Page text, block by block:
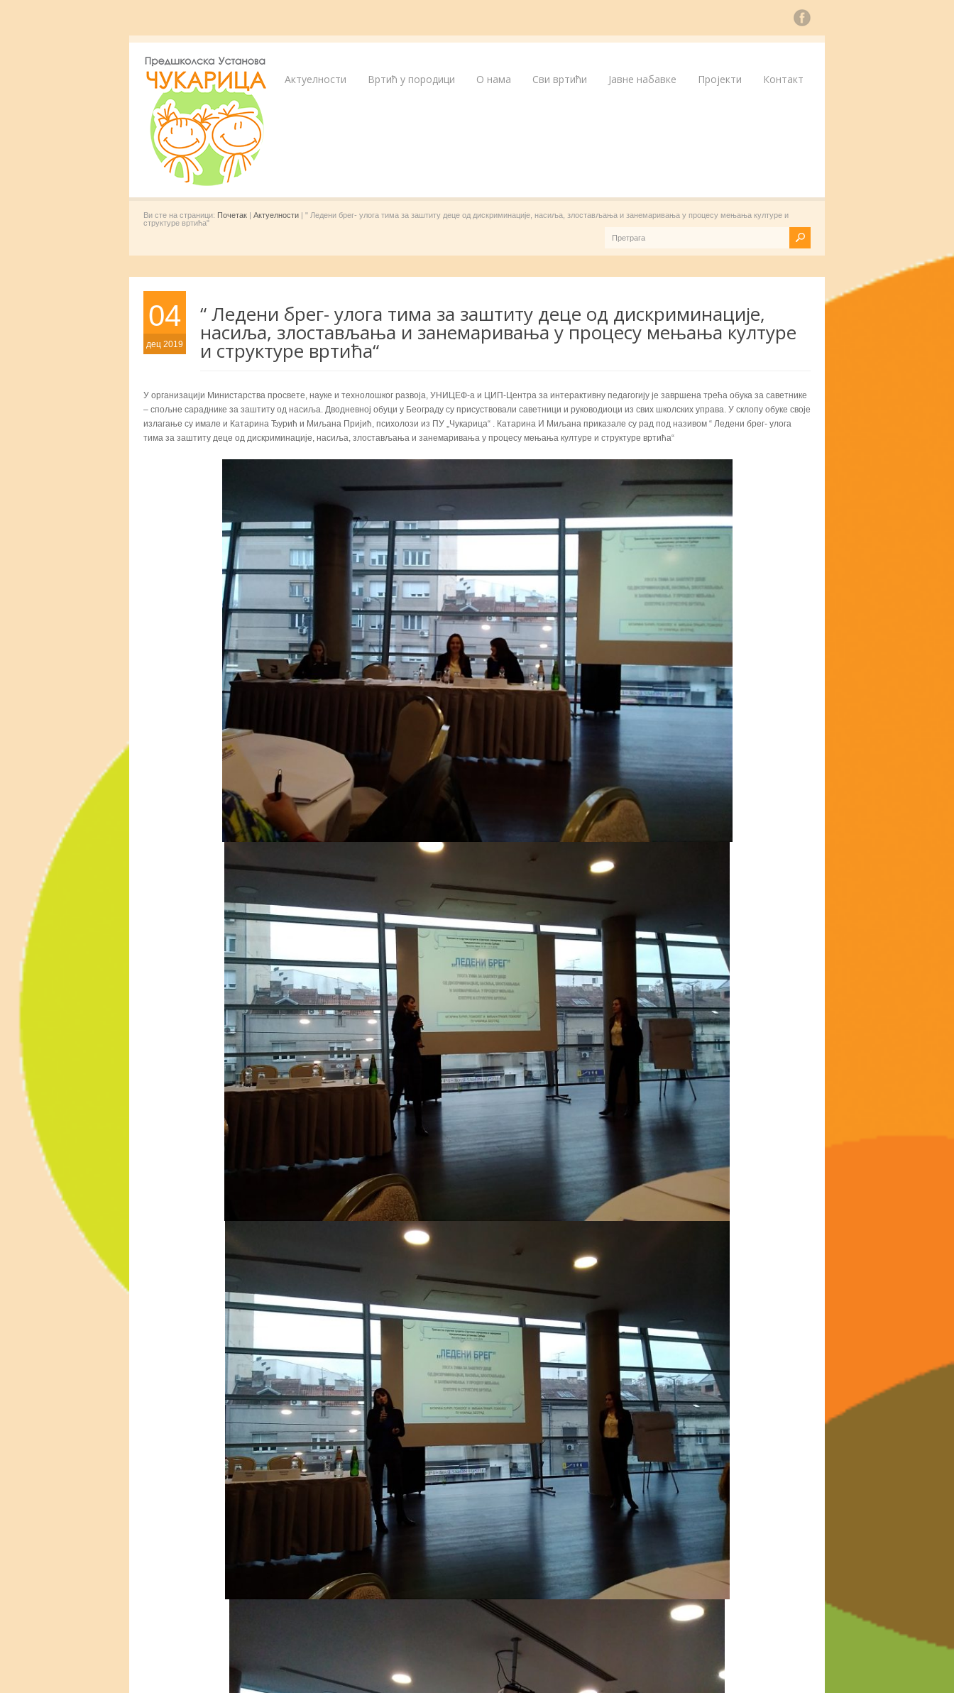
Актуелности Вртић у породици О нама Сви вртићи Јавне набавке Пројекти Контакт
Ви сте на страници: Почетак | Актуелности | " Ледени брег- улога тима за заштиту деце од дискриминације, насиља, злостављања и занемаривања у процесу мењања културе и
структуре вртића"
04
дец 2019
“ Ледени брег- улога тима за заштиту деце од дискриминације,
насиља, злостављања и занемаривања у процесу мењања културе
и структуре вртића“
У организацији Министарства просвете, науке и технолошког развоја, УНИЦЕФ-а и ЦИП-Центра за интерактивну педагогију је завршена трећа обука за саветнике
– спољне сараднике за заштиту од насиља. Дводневној обуци у Београду су присуствовали саветници и руководиоци из свих школских управа. У склопу обуке своје
излагање су имале и Катарина Ђурић и Миљана Пријић, психолози из ПУ „Чукарица“ . Катарина И Миљана приказале су рад под називом “ Ледени брег- улога
тима за заштиту деце од дискриминације, насиља, злостављања и занемаривања у процесу мењања културе и структуре вртића“